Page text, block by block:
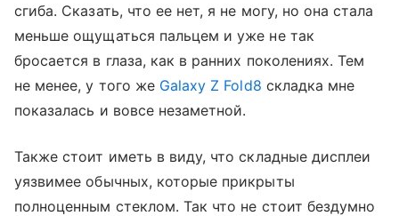
сгиба. Сказать, что ее нет, я не могу, но она стала
меньше ощущаться пальцем и уже не так
бросается в глаза, как в ранних поколениях. Тем
не менее, у того же Galaxy Z Fold8 складка мне
показалась и вовсе незаметной.
Также стоит иметь в виду, что складные дисплеи
уязвимее обычных, которые прикрыты
полноценным стеклом. Так что не стоит бездумно